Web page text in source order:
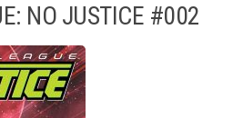
NO JUSTICE #002